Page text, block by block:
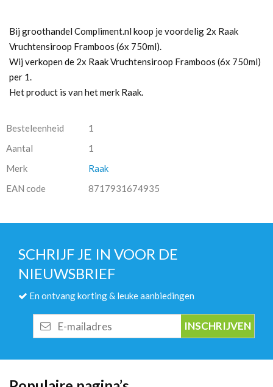
Bij groothandel Compliment.nl koop je voordelig 2x Raak
Vruchtensiroop Framboos (6x 750ml).
Wij verkopen de 2x Raak Vruchtensiroop Framboos (6x 750ml)
per 1.
Het product is van het merk Raak.
Besteleenheid
1
Aantal
1
Merk
Raak
EAN code
8717931674935
SCHRIJF JE IN VOOR DE
NIEUWSBRIEF
En ontvang korting & leuke aanbiedingen
mailadres